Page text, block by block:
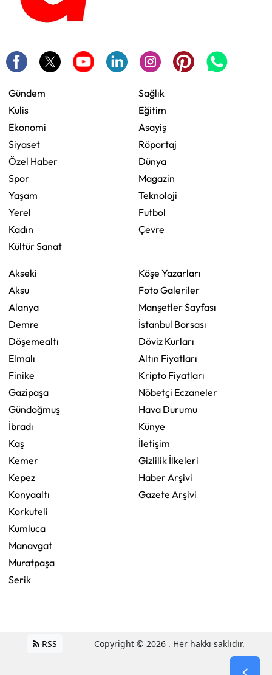
Gündem
Kulis
Ekonomi
Siyaset
Özel Haber
Spor
Yaşam
Yerel
Kadın
Kültür Sanat
Sağlık
Eğitim
Asayiş
Röportaj
Dünya
Magazin
Teknoloji
Futbol
Çevre
Akseki
Aksu
Alanya
Demre
Döşemealtı
Elmalı
Finike
Gazipaşa
Gündoğmuş
İbradı
Kaş
Kemer
Kepez
Konyaaltı
Korkuteli
Kumluca
Manavgat
Muratpaşa
Serik
Köşe Yazarları
Foto Galeriler
Manşetler Sayfası
İstanbul Borsası
Döviz Kurları
Altın Fiyatları
Kripto Fiyatları
Nöbetçi Eczaneler
Hava Durumu
Künye
İletişim
Gizlilik İlkeleri
Haber Arşivi
Gazete Arşivi
RSS Copyright © 2026 . Her hakkı saklıdır.